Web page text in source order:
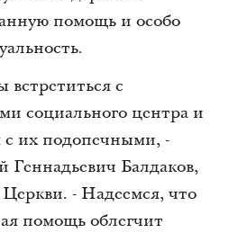
помощь и особо
с
социального центра и
с их подопечными, -
Геннадьевич Балдаков,
Церкви. - Надеемся, что
помощь облегчит